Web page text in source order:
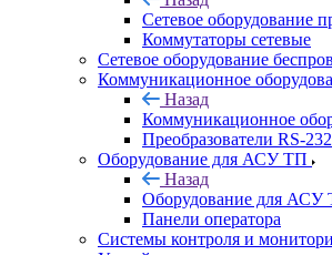
Сетевое оборудование
Коммутаторы сетевые
Сетевое оборудование
Коммуникационное
Назад
Коммуникационное
Преобразователи RS-
Оборудование для АСУ ТП
Назад
Оборудование для АСУ
Панели оператора
Системы контроля и